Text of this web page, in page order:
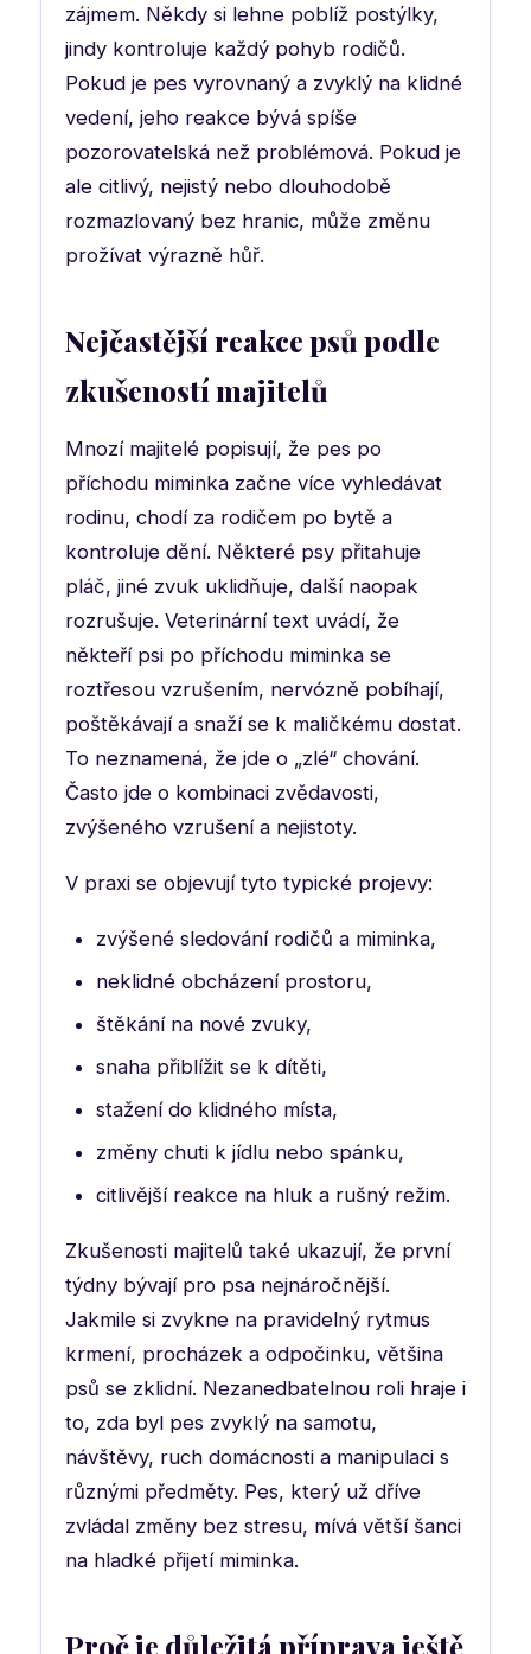
zájmem. Někdy si lehne poblíž postýlky,
jindy kontroluje každý pohyb rodičů.
Pokud je pes vyrovnaný a zvyklý na klidné
vedení, jeho reakce bývá spíše
pozorovatelská než problémová. Pokud je
ale citlivý, nejistý nebo dlouhodobě
rozmazlovaný bez hranic, může změnu
prožívat výrazně hůř.
Nejčastější reakce psů podle
zkušeností majitelů
Mnozí majitelé popisují, že pes po
příchodu miminka začne více vyhledávat
rodinu, chodí za rodičem po bytě a
kontroluje dění. Některé psy přitahuje
pláč, jiné zvuk uklidňuje, další naopak
rozrušuje. Veterinární text uvádí, že
někteří psi po příchodu miminka se
roztřesou vzrušením, nervózně pobíhají,
poštěkávají a snaží se k maličkému dostat.
To neznamená, že jde o „zlé“ chování.
Často jde o kombinaci zvědavosti,
zvýšeného vzrušení a nejistoty.
V praxi se objevují tyto typické projevy:
zvýšené sledování rodičů a miminka,
neklidné obcházení prostoru,
štěkání na nové zvuky,
snaha přiblížit se k dítěti,
stažení do klidného místa,
změny chuti k jídlu nebo spánku,
citlivější reakce na hluk a rušný režim.
Zkušenosti majitelů také ukazují, že první
týdny bývají pro psa nejnáročnější.
Jakmile si zvykne na pravidelný rytmus
krmení, procházek a odpočinku, většina
psů se zklidní. Nezanedbatelnou roli hraje i
to, zda byl pes zvyklý na samotu,
návštěvy, ruch domácnosti a manipulaci s
různými předměty. Pes, který už dříve
zvládal změny bez stresu, mívá větší šanci
na hladké přijetí miminka.
Proč je důležitá příprava ještě